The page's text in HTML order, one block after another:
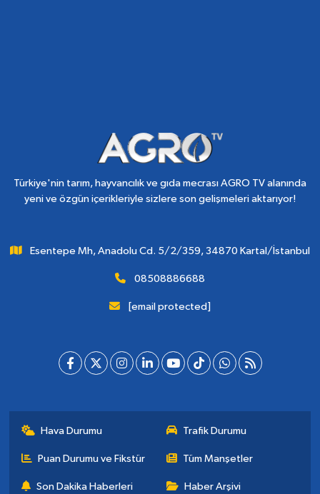
Türkiye'nin tarım, hayvancılık ve gıda mecrası AGRO TV alanında
yeni ve özgün içerikleriyle sizlere son gelişmeleri aktarıyor!
Esentepe Mh, Anadolu Cd. 5/2/359, 34870 Kartal/İstanbul
08508886688
[email protected]
Hava Durumu Trafik Durumu
Puan Durumu ve Fikstür Tüm Manşetler
Son Dakika Haberleri Haber Arşivi